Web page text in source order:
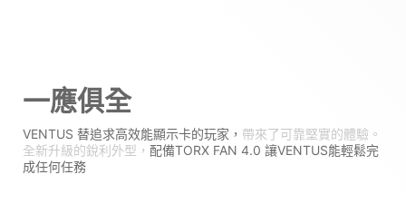
一應俱全
VENTUS 替追求高效能顯示卡的玩家， 帶來了可靠堅實的體驗。
全新升級的銳利外型， 配備TORX FAN 4.0 讓VENTUS能輕鬆完
成任何任務